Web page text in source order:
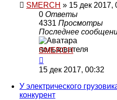
SMERCH » 15 дек 2017,
0 Ответы
4331 Просмотры
Последнее
SMERCH
15 дек 2017, 00:32
У электрического
конкурент